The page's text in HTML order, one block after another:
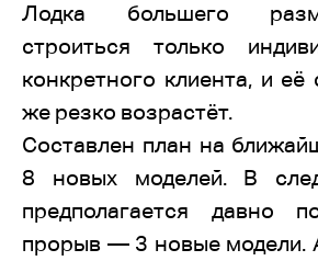
Лодка большего
строиться только
конкретного клиента, и её
же резко возрастёт.
Составлен план на
8 новых моделей. В
предполагается давно
прорыв — 3 новые модели.